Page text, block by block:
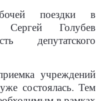
поездки в
Сергей Голубев
депутатского
учреждений
состоялась. Тем